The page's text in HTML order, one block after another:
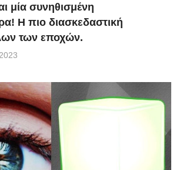
μία συνηθισμένη
Η πιο διασκεδαστική
των εποχών.